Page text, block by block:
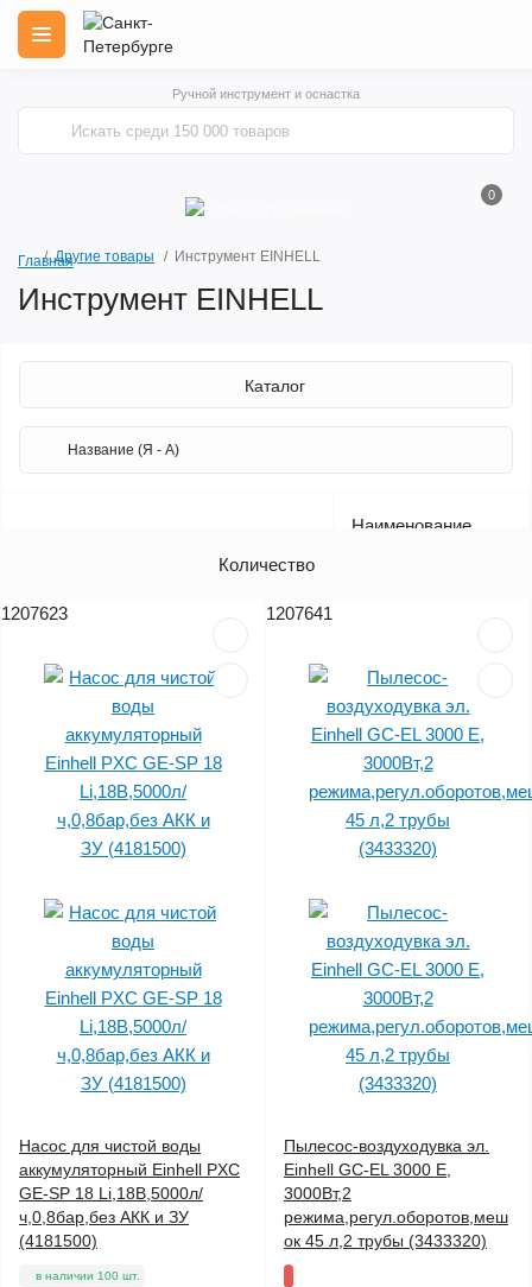
Ручной инструмент и оснастка
0
ГлавнаяДругие товары Инструмент EINHELL
Инструмент EINHELL
Каталог
Наименование
Количество
1207623
Насос для чистой воды
аккумуляторный Einhell PXC
GE-SP 18 Li,18В,5000л/
ч,0,8бар,без АКК и ЗУ
(4181500)
в наличии 100 шт.
1207641
Пылесос-воздуходувка эл.
Einhell GC-EL 3000 E,
3000Вт,2
режима,регул.оборотов,меш
ок 45 л,2 трубы (3433320)